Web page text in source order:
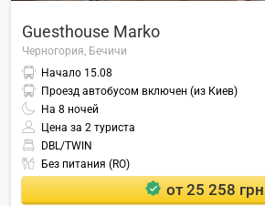
Guesthouse Marko
Черногория, Бечичи
Начало 15.08
Проезд автобусом включен (из Киев)
На 8 ночей
Цена за 2 туриста
DBL/TWIN
Без питания (RO)
от 25 258 грн